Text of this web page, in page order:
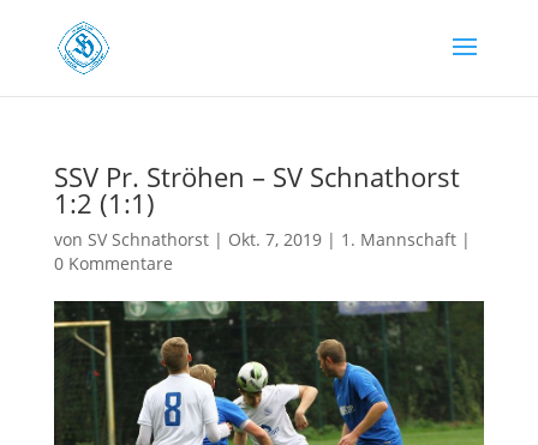
SSV Pr. Ströhen – SV Schnathorst
1:2 (1:1)
von SV Schnathorst| Okt. 7, 2019| 1. Mannschaft|
0 Kommentare